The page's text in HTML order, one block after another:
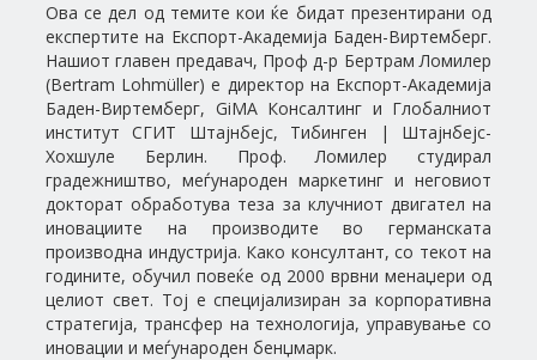
Ова се дел од темите кои ќе бидат презентирани од
експертите на Експорт-Академија Баден-Виртемберг.
Нашиот главен предавач, Проф д-р Бертрам Ломилер
(Bertram Lohmüller) е директор на Експорт-Академија
Баден-Виртемберг, GiMA Консалтинг и Глобалниот
институт СГИТ Штајнбејс, Тибинген | Штајнбејс-
Хохшуле Берлин. Проф. Ломилер студирал
градежништво, меѓународен маркетинг и неговиот
докторат обработува теза за клучниот двигател на
иновациите на производите во германската
производна индустрија. Како консултант, со текот на
годините, обучил повеќе од 2000 врвни менаџери од
целиот свет. Тој е специјализиран за корпоративна
стратегија, трансфер на технологија, управување со
иновации и меѓународен бенџмарк.